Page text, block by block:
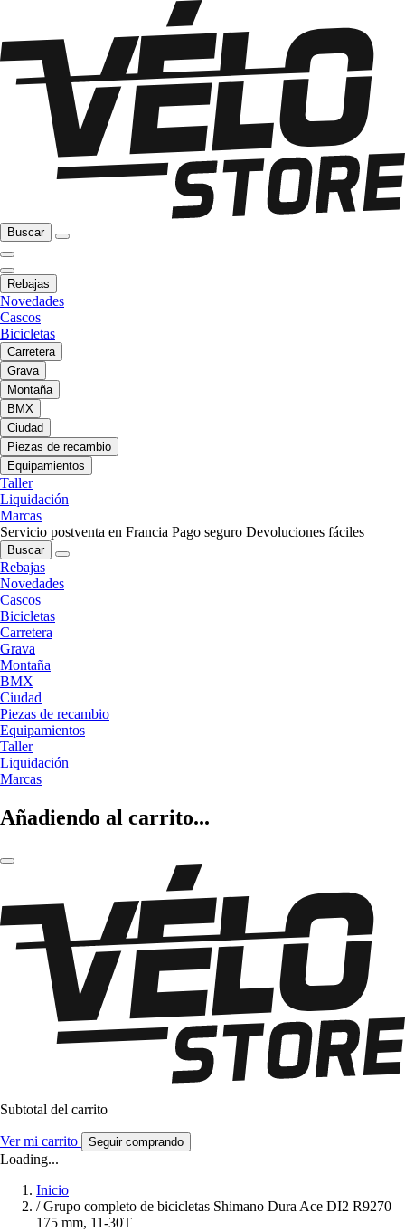
Buscar
Rebajas
Novedades
Cascos
Bicicletas
Carretera
Grava
Montaña
BMX
Ciudad
Piezas de recambio
Equipamientos
Taller
Liquidación
Marcas
Servicio postventa en Francia Pago seguro Devoluciones fáciles
Buscar
Rebajas
Novedades
Cascos
Bicicletas
Carretera
Grava
Montaña
BMX
Ciudad
Piezas de recambio
Equipamientos
Taller
Liquidación
Marcas
Añadiendo al carrito...
Subtotal del carrito
Ver mi carrito Seguir comprando
Loading...
Inicio
/ Grupo completo de bicicletas Shimano Dura Ace DI2 R9270
175 mm, 11-30T